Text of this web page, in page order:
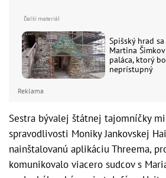
Spišský hrad
Martina
paláca, ktorý
neprístupný
Reklama
Sestra bývalej štátnej tajomníčky
spravodlivosti Moniky Jankovskej
nainštalovanú aplikáciu Threema,
komunikovalo viacero sudcov s